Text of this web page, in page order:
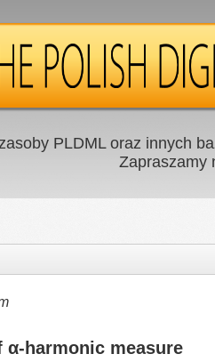
PLDML oraz innych
Zapraszamy
α-harmonic measure